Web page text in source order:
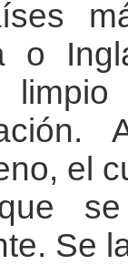
o
el
se
Se